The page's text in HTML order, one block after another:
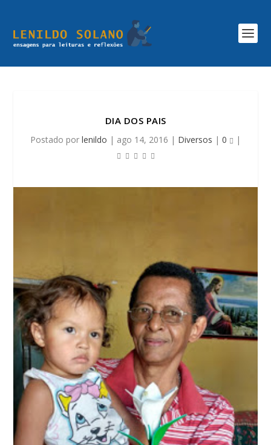
DIA DOS PAIS
Postado por lenildo | ago 14, 2016 | Diversos | 0 |